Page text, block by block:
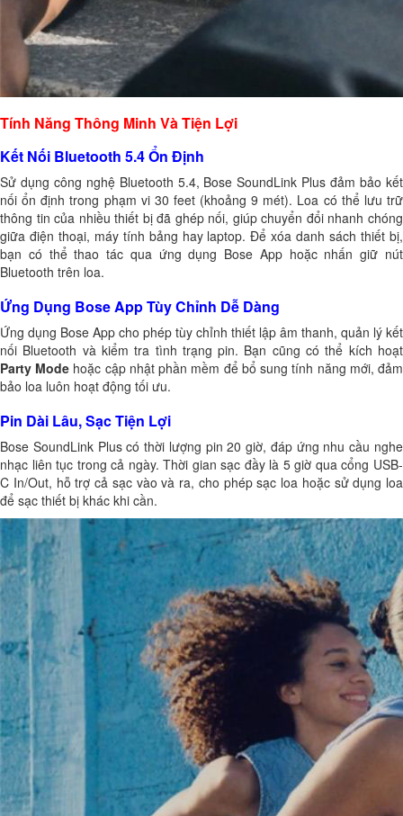
Tính Năng Thông Minh Và Tiện Lợi
Kết Nối Bluetooth 5.4 Ổn Định
Sử dụng công nghệ Bluetooth 5.4, Bose SoundLink Plus đảm bảo kết
nối ổn định trong phạm vi 30 feet (khoảng 9 mét). Loa có thể lưu trữ
thông tin của nhiều thiết bị đã ghép nối, giúp chuyển đổi nhanh chóng
giữa điện thoại, máy tính bảng hay laptop. Để xóa danh sách thiết bị,
bạn có thể thao tác qua ứng dụng Bose App hoặc nhấn giữ nút
Bluetooth trên loa.
Ứng Dụng Bose App Tùy Chỉnh Dễ Dàng
Ứng dụng Bose App cho phép tùy chỉnh thiết lập âm thanh, quản lý kết
nối Bluetooth và kiểm tra tình trạng pin. Bạn cũng có thể kích hoạt
Party Mode hoặc cập nhật phần mềm để bổ sung tính năng mới, đảm
bảo loa luôn hoạt động tối ưu.
Pin Dài Lâu, Sạc Tiện Lợi
Bose SoundLink Plus có thời lượng pin 20 giờ, đáp ứng nhu cầu nghe
nhạc liên tục trong cả ngày. Thời gian sạc đầy là 5 giờ qua cổng USB-
C In/Out, hỗ trợ cả sạc vào và ra, cho phép sạc loa hoặc sử dụng loa
để sạc thiết bị khác khi cần.